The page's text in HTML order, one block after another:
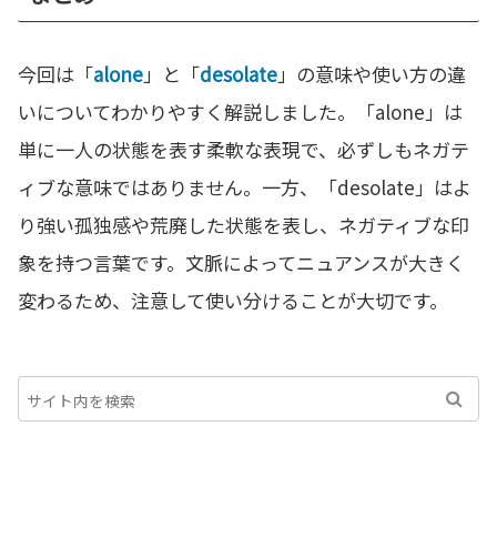
今回は「alone」と「desolate」の意味や使い方の違
いについてわかりやすく解説しました。「alone」は
単に一人の状態を表す柔軟な表現で、必ずしもネガテ
ィブな意味ではありません。一方、「desolate」はよ
り強い孤独感や荒廃した状態を表し、ネガティブな印
象を持つ言葉です。文脈によってニュアンスが大きく
変わるため、注意して使い分けることが大切です。